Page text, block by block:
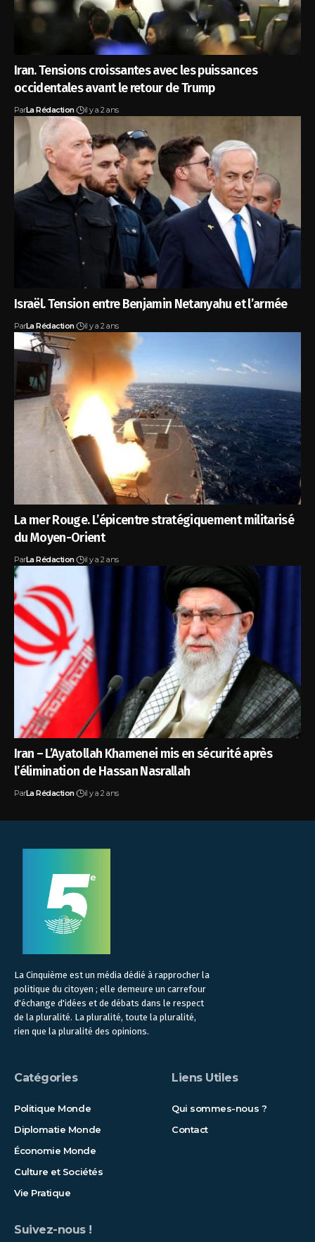
Iran. Tensions croissantes avec les puissances
occidentales avant le retour de Trump
ParLa Rédaction il y a 2 ans
Israël. Tension entre Benjamin Netanyahu et l’armée
ParLa Rédaction il y a 2 ans
La mer Rouge. L’épicentre stratégiquement militarisé
du Moyen-Orient
ParLa Rédaction il y a 2 ans
Iran – L’Ayatollah Khamenei mis en sécurité après
l’élimination de Hassan Nasrallah
ParLa Rédaction il y a 2 ans
La Cinquième est un média dédié à rapprocher la
politique du citoyen ; elle demeure un carrefour
d'échange d'idées et de débats dans le respect
de la pluralité. La pluralité, toute la pluralité,
rien que la pluralité des opinions.
Catégories
Politique Monde
Diplomatie Monde
Économie Monde
Culture et Sociétés
Vie Pratique
Liens Utiles
Qui sommes-nous ?
Contact
Suivez-nous !